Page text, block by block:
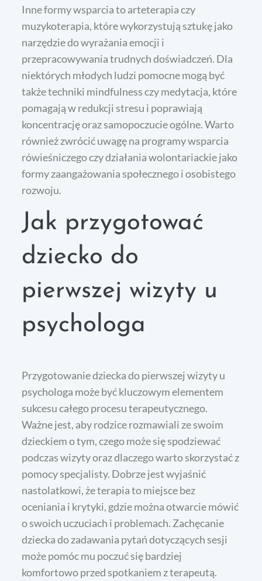
Inne formy wsparcia to arteterapia czy
muzykoterapia, które wykorzystują sztukę jako
narzędzie do wyrażania emocji i
przepracowywania trudnych doświadczeń. Dla
niektórych młodych ludzi pomocne mogą być
także techniki mindfulness czy medytacja, które
pomagają w redukcji stresu i poprawiają
koncentrację oraz samopoczucie ogólne. Warto
również zwrócić uwagę na programy wsparcia
rówieśniczego czy działania wolontariackie jako
formy zaangażowania społecznego i osobistego
rozwoju.
Jak przygotować
dziecko do
pierwszej wizyty u
psychologa
Przygotowanie dziecka do pierwszej wizyty u
psychologa może być kluczowym elementem
sukcesu całego procesu terapeutycznego.
Ważne jest, aby rodzice rozmawiali ze swoim
dzieckiem o tym, czego może się spodziewać
podczas wizyty oraz dlaczego warto skorzystać z
pomocy specjalisty. Dobrze jest wyjaśnić
nastolatkowi, że terapia to miejsce bez
oceniania i krytyki, gdzie można otwarcie mówić
o swoich uczuciach i problemach. Zachęcanie
dziecka do zadawania pytań dotyczących sesji
może pomóc mu poczuć się bardziej
komfortowo przed spotkaniem z terapeutą.